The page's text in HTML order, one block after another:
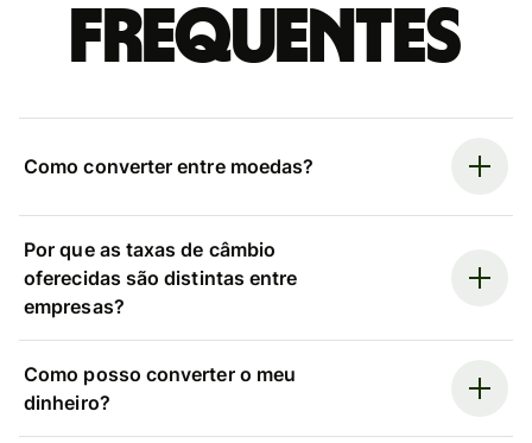
frequentes
Como converter entre moedas?
Por que as taxas de câmbio
oferecidas são distintas entre
empresas?
Como posso converter o meu
dinheiro?